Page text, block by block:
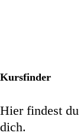
Kursfinder
Hier findest
dich.